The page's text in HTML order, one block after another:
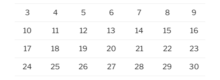
3 4 5 6 7 8 9
10 11 12 13 14 15 16
17 18 19 20 21 22 23
24 25 26 27 28 29 30